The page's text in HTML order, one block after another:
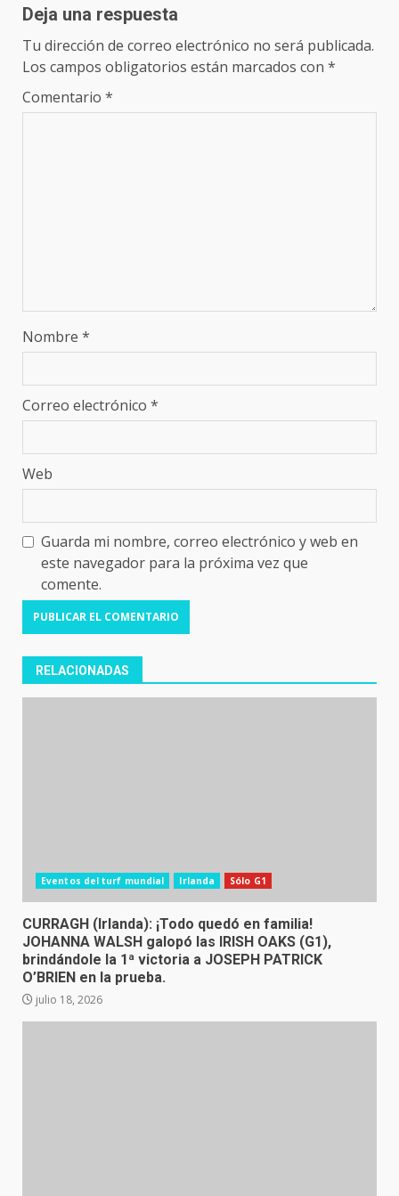
Deja una respuesta
Tu dirección de correo electrónico no será publicada.
Los campos obligatorios están marcados con *
Comentario *
Nombre *
Correo electrónico *
Web
Guarda mi nombre, correo electrónico y web en
este navegador para la próxima vez que
comente.
RELACIONADAS
Eventos del turf mundial Irlanda Sólo G1
CURRAGH (Irlanda): ¡Todo quedó en familia!
JOHANNA WALSH galopó las IRISH OAKS (G1),
brindándole la 1ª victoria a JOSEPH PATRICK
O’BRIEN en la prueba.
julio 18, 2026